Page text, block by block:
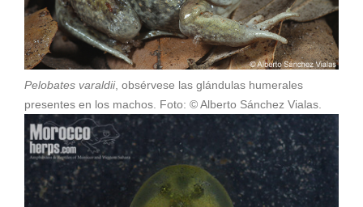
Pelobates varaldii, obsérvese las glándulas humerales
presentes en los machos. Foto: © Alberto Sánchez Vialas.